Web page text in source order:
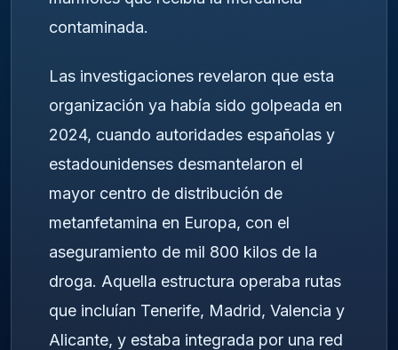
contaminada.
Las investigaciones revelaron que esta
organización ya había sido golpeada en
2024, cuando autoridades españolas y
estadounidenses desmantelaron el
mayor centro de distribución de
metanfetamina en Europa, con el
aseguramiento de mil 800 kilos de la
droga. Aquella estructura operaba rutas
que incluían Tenerife, Madrid, Valencia y
Alicante, y estaba integrada por una red